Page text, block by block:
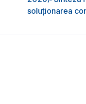
soluționarea